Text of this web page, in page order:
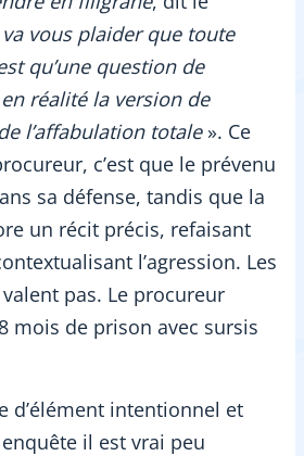
va vous plaider que toute
qu’une question de
réalité la version de
l’affabulation totale». Ce
c’est que le prévenu
sa défense, tandis que la
un récit précis, refaisant
l’agression. Les
pas. Le procureur
mois de prison avec sursis
d’élément intentionnel et
enquête il est vrai peu